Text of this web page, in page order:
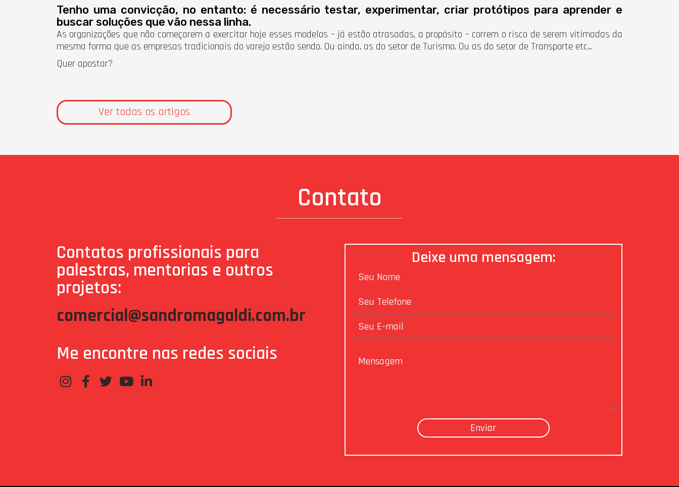
Tenho uma convicção, no entanto: é necessário testar, experimentar, criar protótipos para aprender e
buscar soluções que vão nessa linha.
As organizações que não começarem a exercitar hoje esses modelos – já estão atrasadas, a propósito – correm o risco de serem vitimadas da
mesma forma que as empresas tradicionais do varejo estão sendo. Ou ainda, as do setor de Turismo. Ou as do setor de Transporte etc...
Quer apostar?
Ver todas os artigos
Contato
Contatos profissionais para
palestras, mentorias e outros
projetos:
comercial@sandromagaldi.com.br
Me encontre nas redes sociais
Deixe uma mensagem: